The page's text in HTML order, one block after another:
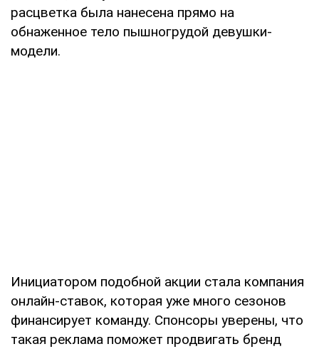
расцветка была нанесена прямо на
обнаженное тело пышногрудой девушки-
модели.
Инициатором подобной акции стала компания
онлайн-ставок, которая уже много сезонов
финансирует команду. Спонсоры уверены, что
такая реклама поможет продвигать бренд